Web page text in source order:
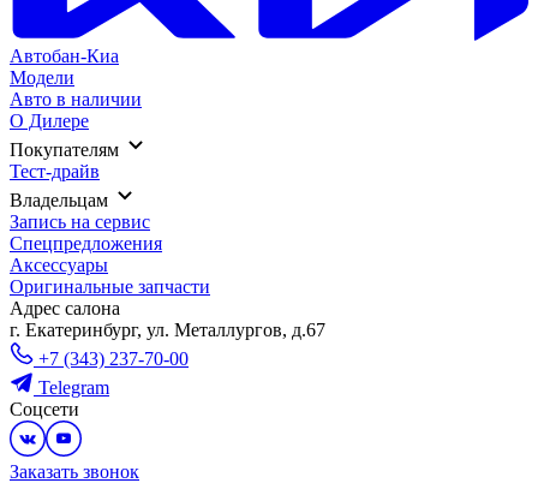
Автобан-Киа
Модели
Авто в наличии
О Дилере
Покупателям
Тест-драйв
Владельцам
Запись на сервис
Спецпредложения
Аксессуары
Оригинальные запчасти
Адрес салонa
г. Екатеринбург, ул. Металлургов, д.67
+7 (343) 237-70-00
Telegram
Соцсети
Заказать звонок